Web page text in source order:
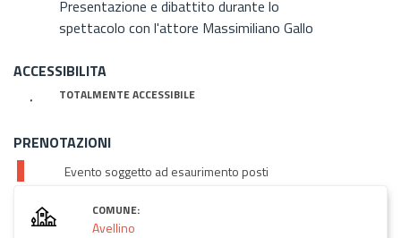
Presentazione e dibattito durante lo
spettacolo con l'attore Massimiliano Gallo
ACCESSIBILITA
TOTALMENTE ACCESSIBILE
PRENOTAZIONI
Evento soggetto ad esaurimento posti
COMUNE:
Avellino